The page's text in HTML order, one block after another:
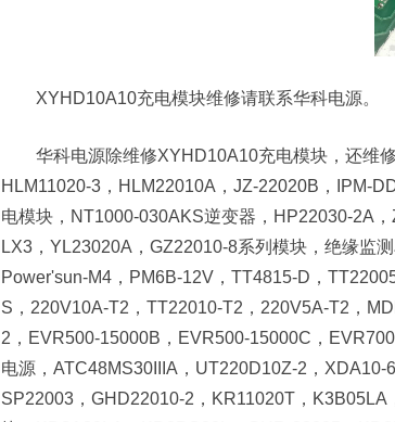
XYHD10A10充电模块维修请联系华科电源。
华科电源除维修XYHD10A10充电模块，还维
HLM11020-3，HLM22010A，JZ-22020B，IPM-
电模块，NT1000-030AKS逆变器，HP22030-2A
LX3，YL23020A，GZ22010-8系列模块，绝缘监
Power'sun-M4，PM6B-12V，TT4815-D，
S，220V10A-T2，TT22010-T2，220V5A-T2，
2，EVR500-15000B，EVR500-15000C，
电源，ATC48MS30IIIA，UT220D10Z-2，
SP22003，GHD22010-2，KR11020T，